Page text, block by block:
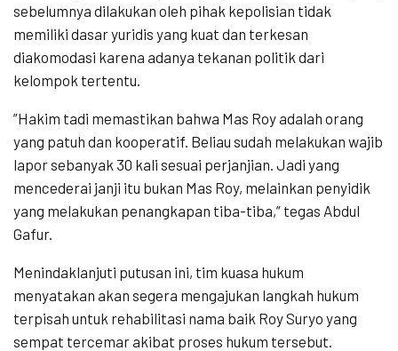
sebelumnya dilakukan oleh pihak kepolisian tidak
memiliki dasar yuridis yang kuat dan terkesan
diakomodasi karena adanya tekanan politik dari
kelompok tertentu.
​”Hakim tadi memastikan bahwa Mas Roy adalah orang
yang patuh dan kooperatif. Beliau sudah melakukan wajib
lapor sebanyak 30 kali sesuai perjanjian. Jadi yang
mencederai janji itu bukan Mas Roy, melainkan penyidik
yang melakukan penangkapan tiba-tiba,” tegas Abdul
Gafur.
​Menindaklanjuti putusan ini, tim kuasa hukum
menyatakan akan segera mengajukan langkah hukum
terpisah untuk rehabilitasi nama baik Roy Suryo yang
sempat tercemar akibat proses hukum tersebut.